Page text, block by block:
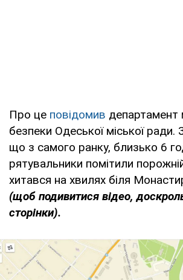
Про це повідомив департамент
безпеки Одеської міської ради.
що з самого ранку, близько 6
рятувальники помітили
хитався на хвилях біля
(щоб подивитися відео,
сторінки).